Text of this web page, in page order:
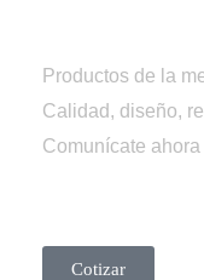
Productos de la
Calidad, diseño,
Comunícate
Cotizar